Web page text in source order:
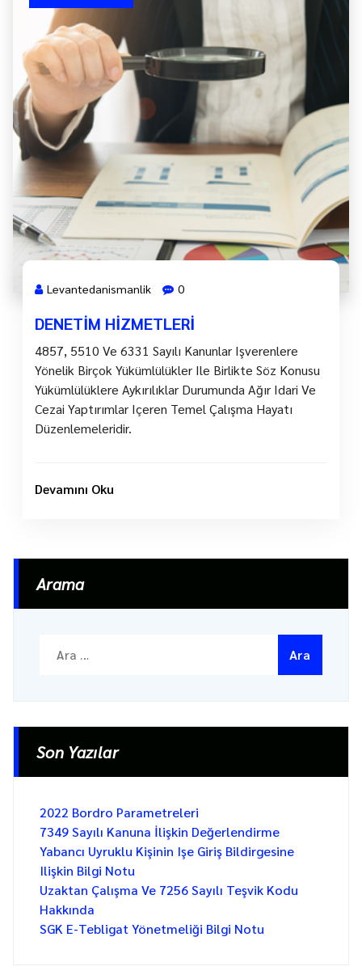
Levantedanismanlik 0
DENETIM HIZMETLERI
4857, 5510 Ve 6331 Sayılı Kanunlar Işverenlere
Yönelik Birçok Yükümlülükler Ile Birlikte Söz Konusu
Yükümlülüklere Aykırılıklar Durumunda Ağır Idari Ve
Cezai Yaptırımlar Içeren Temel Çalışma Hayatı
Düzenlemeleridir.
Devamını Oku
Arama
Son Yazılar
2022 Bordro Parametreleri
7349 Sayılı Kanuna İlişkin Değerlendirme
Yabancı Uyruklu Kişinin Işe Giriş Bildirgesine
Ilişkin Bilgi Notu
Uzaktan Çalışma Ve 7256 Sayılı Teşvik Kodu
Hakkında
SGK E-Tebligat Yönetmeliği Bilgi Notu